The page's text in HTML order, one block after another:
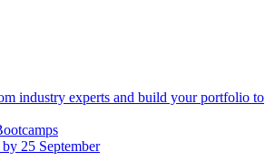
industry experts and build your portfolio to
25 September